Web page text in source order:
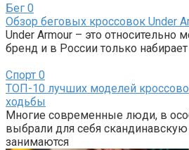
Бег 0
Обзор беговых кроссовок Under
Under Armour – это относительно
бренд и в России только
Спорт 0
ТОП-10 лучших моделей
ходьбы
Многие современные люди, в
выбрали для себя
занимаются